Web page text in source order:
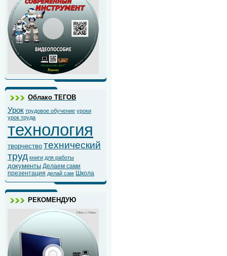
Облако ТЕГОВ
Урок трудовое обучение уроки
урок труда
технология
творчество технический
труд книги для работы
документы Делаем сами
презентация делай сам Школа
РЕКОМЕНДУЮ